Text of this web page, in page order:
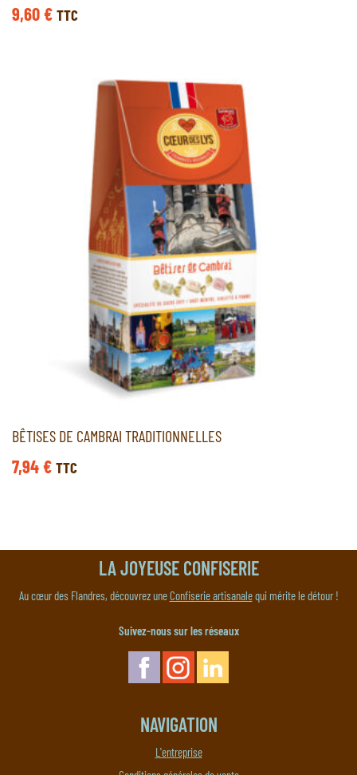
9,60€ TTC
BÊTISES DE CAMBRAI TRADITIONNELLES
7,94€ TTC
LA JOYEUSE CONFISERIE
Au cœur des Flandres, découvrez uneConfiserie artisanalequi mérite le détour !
Suivez-nous sur les réseaux
NAVIGATION
L'entreprise